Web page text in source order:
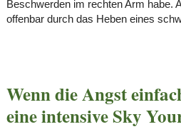
Beschwerden im rechten Arm habe.
offenbar durch das Heben eines
Wenn die Angst
eine intensive Sky